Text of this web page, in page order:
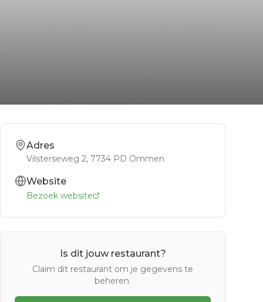
Adres
Vilsterseweg 2, 7734 PD Ommen
Website
Bezoek website
Is dit jouw restaurant?
Claim dit restaurant om je gegevens te
beheren.